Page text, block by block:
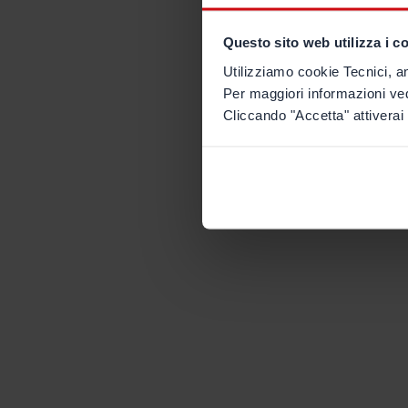
Questo sito web utilizza i
Utilizziamo cookie Tecnici,
Per maggiori informazioni
Cliccando "Accetta"